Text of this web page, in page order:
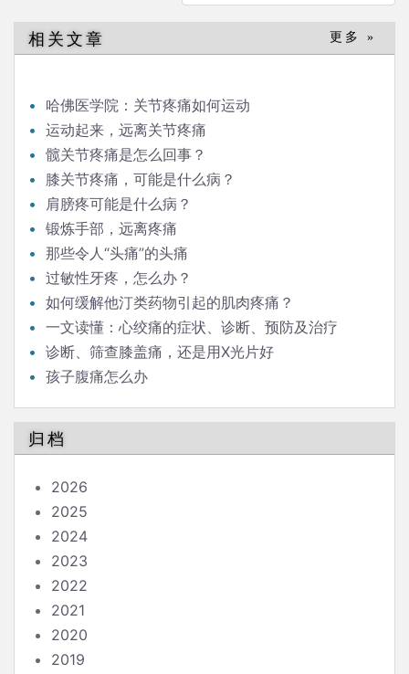
相关文章 更多 »
哈佛医学院：关节疼痛如何运动
运动起来，远离关节疼痛
髋关节疼痛是怎么回事？
膝关节疼痛，可能是什么病？
肩膀疼可能是什么病？
锻炼手部，远离疼痛
那些令人“头痛”的头痛
过敏性牙疼，怎么办？
如何缓解他汀类药物引起的肌肉疼痛？
一文读懂：心绞痛的症状、诊断、预防及治疗
诊断、筛查膝盖痛，还是用X光片好
孩子腹痛怎么办
归档
2026
2025
2024
2023
2022
2021
2020
2019